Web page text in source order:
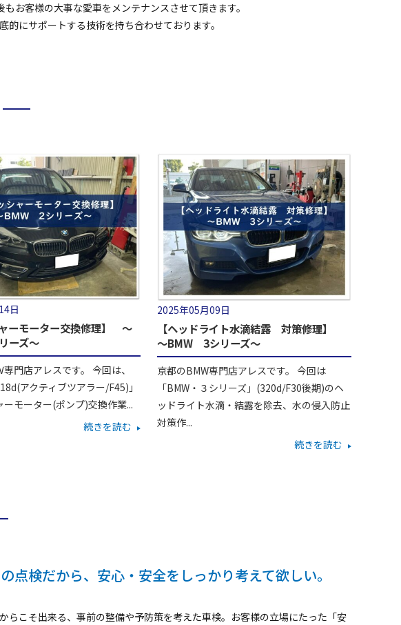
もお客様の大事な愛車をメンテナンスさせて頂きます。
的にサポートする技術を持ち合わせております。
日
ャーモーター交換修理】 ～
ーズ～
門店アレスです。 今回は、
アクティブツアラー/F45)」
ーモーター(ポンプ)交換作業...
続きを読む
2025年05月09日
【ヘッドライト水滴結露 対策修理】
～BMW 3シリーズ～
京都のBMW専門店アレスです。 今回は
「BMW・３シリーズ」(320d/F30後期)のヘ
ッドライト水滴・結露を除去、水の侵入防止
対策作...
続きを読む
点検だから、安心・安全をしっかり考えて欲しい。
らこそ出来る、事前の整備や予防策を考えた車検。お客様の立場にたった「安